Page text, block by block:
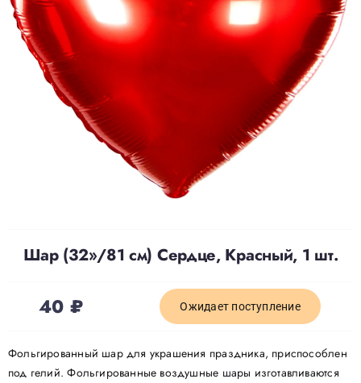
Доставка
О нас
Политика конфиденциальности
Шар (32»/81 см) Сердце, Красный, 1 шт.
40 ₽ Ожидает поступление
Фольгированный шар для украшения праздника, приспособлен
под гелий. Фольгированные воздушные шары изготавливаются